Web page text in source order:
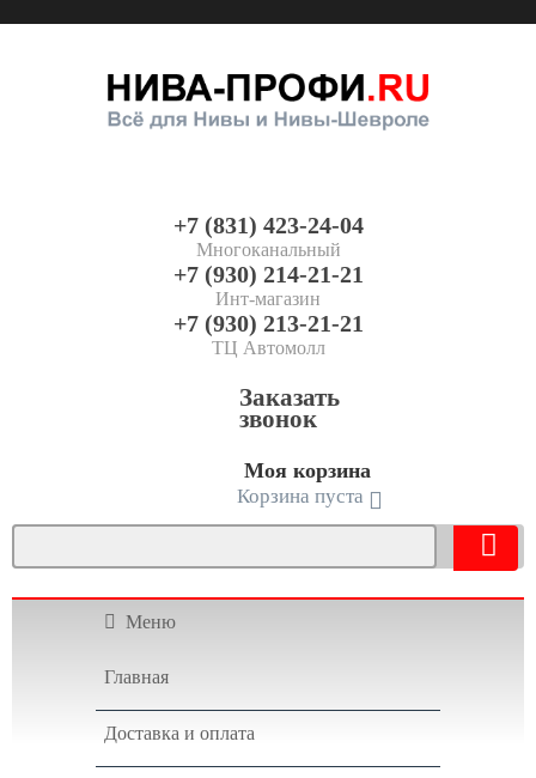
+7 (831) 423-24-04
Многоканальный
+7 (930) 214-21-21
Инт-магазин
+7 (930) 213-21-21
ТЦ Автомолл
Заказать
звонок
Моя корзина
Корзина пуста
Меню
Главная
Доставка и оплата